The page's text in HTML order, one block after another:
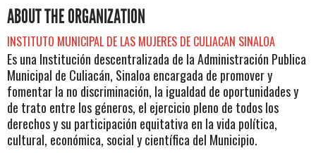
ABOUT THE ORGANIZATION
INSTITUTO MUNICIPAL DE LAS MUJERES DE CULIACAN SINALOA
Es una Institución descentralizada de la Administración Publica
Municipal de Culiacán, Sinaloa encargada de promover y
fomentar la no discriminación, la igualdad de oportunidades y
de trato entre los géneros, el ejercicio pleno de todos los
derechos y su participación equitativa en la vida política,
cultural, económica, social y científica del Municipio.